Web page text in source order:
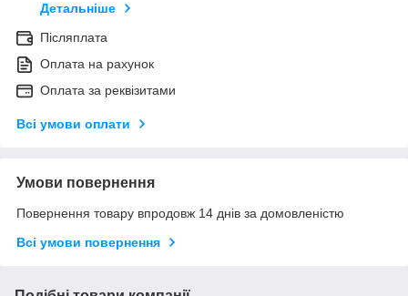
Детальніше
Післяплата
Оплата на рахунок
Оплата за реквізитами
Всі умови оплати
Умови повернення
Повернення товару впродовж 14 днів за домовленістю
Всі умови повернення